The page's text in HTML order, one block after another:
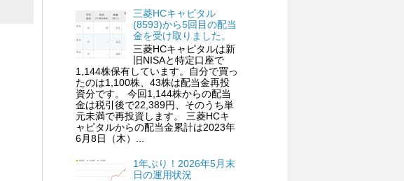
三菱HCキャピタル
(8593)から5回目の配当
金を受け取りました。
三菱HCキャピタルは新
旧NISAと特定口座で
1,144株保有しています。自分で買っ
たのは1,100株、43株は配当金再投
資分です。 今回1,144株からの配当
金は税引後で22,389円、そのうち単
元未満で再投資します。 三菱HCキ
ャピタルからの配当金累計は2023年
6月8日（木）...
1年ぶり！2026年5月末
日の運用状況